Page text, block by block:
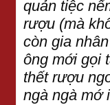
quản tiệc
rượu (mà
còn gia
ông mới gọi
thết rượu
ngà ngà mớ